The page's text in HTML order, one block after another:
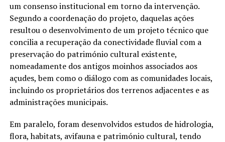
um consenso institucional em torno da intervenção.
Segundo a coordenação do projeto, daquelas ações
resultou o desenvolvimento de um projeto técnico que
concilia a recuperação da conectividade fluvial com a
preservação do património cultural existente,
nomeadamente dos antigos moinhos associados aos
açudes, bem como o diálogo com as comunidades locais,
incluindo os proprietários dos terrenos adjacentes e as
administrações municipais.
Em paralelo, foram desenvolvidos estudos de hidrologia,
flora, habitats, avifauna e património cultural, tendo